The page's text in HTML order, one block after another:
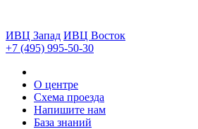
ИВЦ Запад ИВЦ Восток
+7 (495) 995-50-30
О центре
Схема проезда
Напишите нам
База знаний